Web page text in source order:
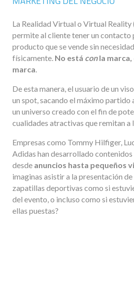
La Realidad Virtual o Virtual Reality
permite al cliente tener un contacto
producto que se vende sin
físicamente. No está conla marca,
marca.
De esta manera, el usuario de un
un spot, sacando el máximo partido
un universo creado con el fin de
cualidades atractivas que remitan a
Empresas como Tommy Hilfiger,
Adidas han desarrollado contenidos
desde anuncios hasta pequeños
imaginas asistir a la presentación de
zapatillas deportivas como si
del evento, o incluso como si
ellas puestas?